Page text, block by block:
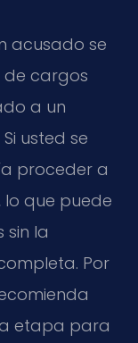
acusado se
cargos
a un
usted se
proceder a
que puede
sin la
Por
etapa para